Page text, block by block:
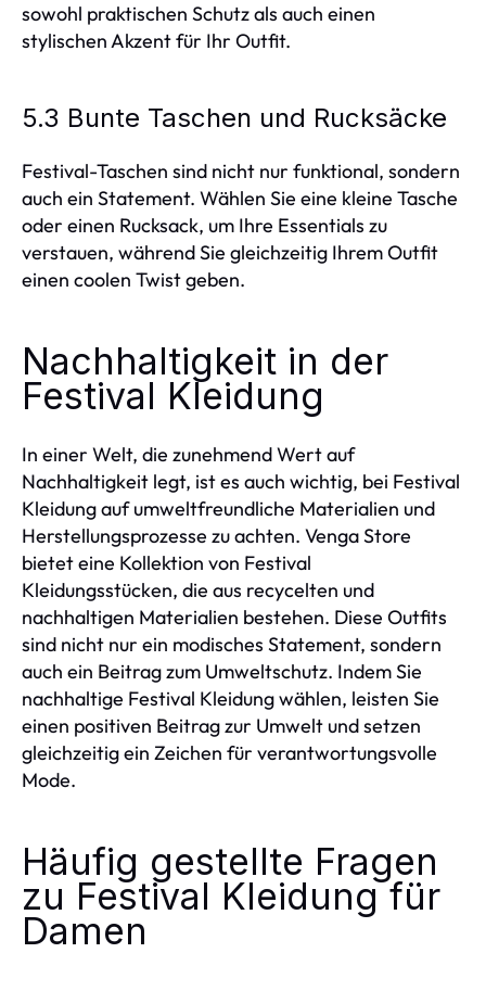
sowohl praktischen Schutz als auch einen
stylischen Akzent für Ihr Outfit.
5.3 Bunte Taschen und Rucksäcke
Festival-Taschen sind nicht nur funktional, sondern
auch ein Statement. Wählen Sie eine kleine Tasche
oder einen Rucksack, um Ihre Essentials zu
verstauen, während Sie gleichzeitig Ihrem Outfit
einen coolen Twist geben.
Nachhaltigkeit in der
Festival Kleidung
In einer Welt, die zunehmend Wert auf
Nachhaltigkeit legt, ist es auch wichtig, bei Festival
Kleidung auf umweltfreundliche Materialien und
Herstellungsprozesse zu achten. Venga Store
bietet eine Kollektion von Festival
Kleidungsstücken, die aus recycelten und
nachhaltigen Materialien bestehen. Diese Outfits
sind nicht nur ein modisches Statement, sondern
auch ein Beitrag zum Umweltschutz. Indem Sie
nachhaltige Festival Kleidung wählen, leisten Sie
einen positiven Beitrag zur Umwelt und setzen
gleichzeitig ein Zeichen für verantwortungsvolle
Mode.
Häufig gestellte Fragen
zu Festival Kleidung für
Damen